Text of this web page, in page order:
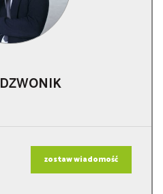
DZWONIK
zostaw wiadomość